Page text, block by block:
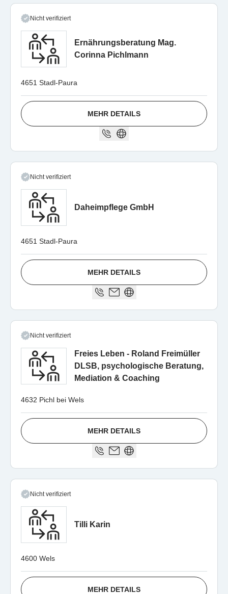
Nicht verifiziert
Ernährungsberatung Mag.
Corinna Pichlmann
4651 Stadl-Paura
MEHR DETAILS
Nicht verifiziert
Daheimpflege GmbH
4651 Stadl-Paura
MEHR DETAILS
Nicht verifiziert
Freies Leben - Roland Freimüller
DLSB, psychologische Beratung,
Mediation & Coaching
4632 Pichl bei Wels
MEHR DETAILS
Nicht verifiziert
Tilli Karin
4600 Wels
MEHR DETAILS